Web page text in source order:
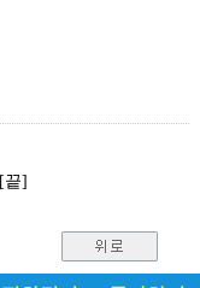
[끝]